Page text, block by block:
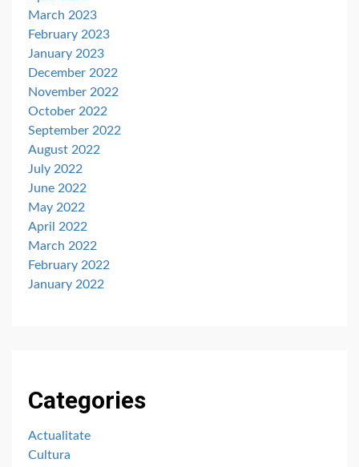
March 2023
February 2023
January 2023
December 2022
November 2022
October 2022
September 2022
August 2022
July 2022
June 2022
May 2022
April 2022
March 2022
February 2022
January 2022
Categories
Actualitate
Cultura